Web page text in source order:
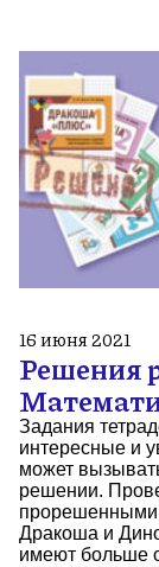
16 июня 2021
Решения
Задания
интересные и
может
решении.
прорешенными
Дракоша и
имеют больше